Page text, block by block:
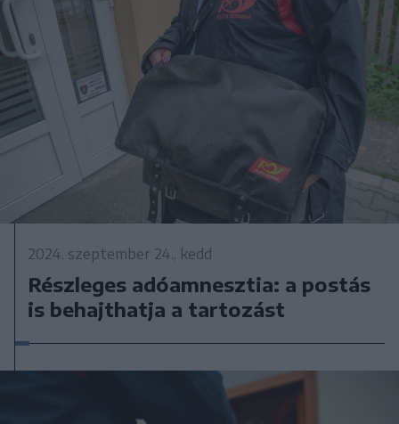
2024. szeptember 24., kedd
Részleges adóamnesztia: a postás
is behajthatja a tartozást